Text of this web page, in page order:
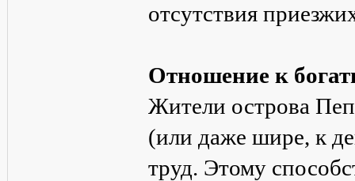
отсутствия
Отношение к
Жители острова
(или даже шире, к
труд. Этому